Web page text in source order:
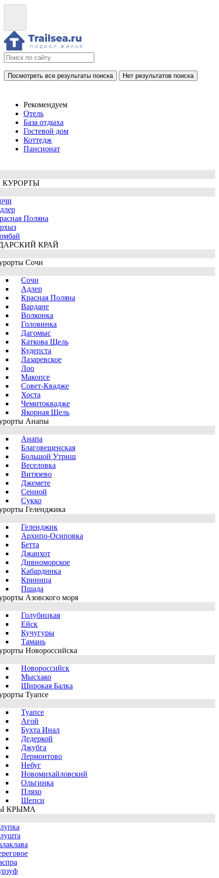
Посмотреть все результаты поиска Нет результатов поиска
Рекомендуем
Отель
База отдыха
Гостевой дом
Коттедж
Пансионат
КУРОРТЫ
Поляна
КРАЙ
Сочи
Сочи
Адлер
Красная Поляна
Вардане
Волконка
Головинка
Дагомыс
Каткова Щель
Кудепста
Лазаревское
Лоо
Макопсе
Совет-Квадже
Хоста
Чемитоквадже
Якорная Щель
Анапы
Анапа
Благовещенская
Большой Утриш
Веселовка
Витязево
Джемете
Сенной
Сукко
Геленджика
Геленджик
Архипо-Осиповка
Бетта
Джанхот
Дивноморское
Кабардинка
Криница
Пшада
Азовского моря
Голубицкая
Ейск
Кучугуры
Тамань
Новороссийска
Новороссийск
Мысхако
Широкая Балка
Туапсе
Туапсе
Агой
Бухта Инал
Дедеркой
Джубга
Лермонтово
Небуг
Новомихайловский
Ольгинка
Пляхо
Шепси
КРЫМА